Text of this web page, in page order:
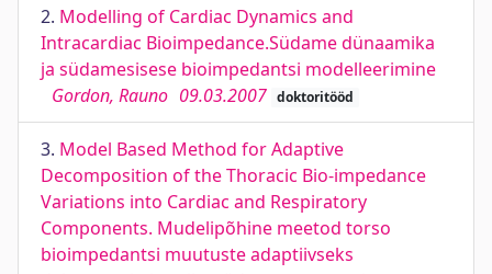
2. Modelling of Cardiac Dynamics and
Intracardiac Bioimpedance.Südame dünaamika
ja südamesisese bioimpedantsi modelleerimine
Gordon, Rauno 09.03.2007 doktoritööd
3. Model Based Method for Adaptive
Decomposition of the Thoracic Bio-impedance
Variations into Cardiac and Respiratory
Components. Mudelipõhine meetod torso
bioimpedantsi muutuste adaptiivseks